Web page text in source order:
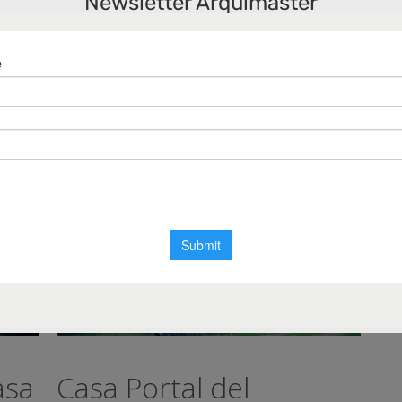
Argentina,Natalia Sanchez,Santiago Carot
Casa Portal del